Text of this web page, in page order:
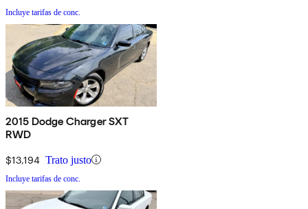
Incluye tarifas de conc.
2015 Dodge Charger SXT
RWD
$13,194 Trato justo
Incluye tarifas de conc.